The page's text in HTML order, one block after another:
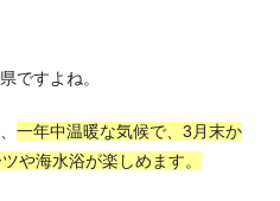
ですよね。
一年中温暖な気候で、3月末か
や海水浴が楽しめます。